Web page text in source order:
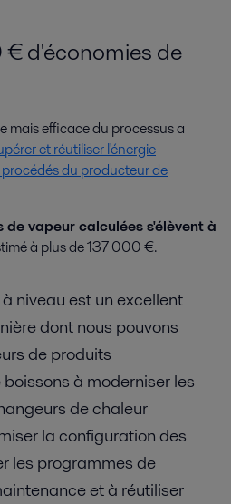
d'économies de
mais efficace du processus a
et réutiliser l'énergie
du producteur de
de vapeur calculées s'élèvent à
à plus de 137 000 €.
niveau est un excellent
dont nous pouvons
de produits
à moderniser les
de chaleur
la configuration des
les programmes de
et à réutiliser